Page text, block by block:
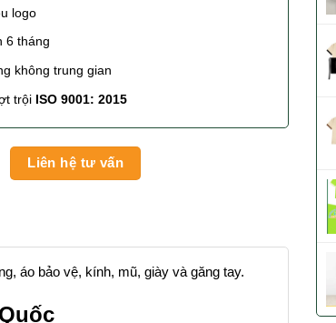
logo
6 tháng
không trung gian
trội ISO 9001: 2015
Liên hệ tư vấn
áo bảo vệ, kính, mũ, giày và găng tay.